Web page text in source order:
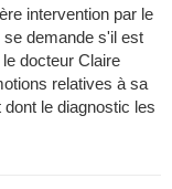
intervention par le
demande s'il est
docteur Claire
relatives à sa
le diagnostic les